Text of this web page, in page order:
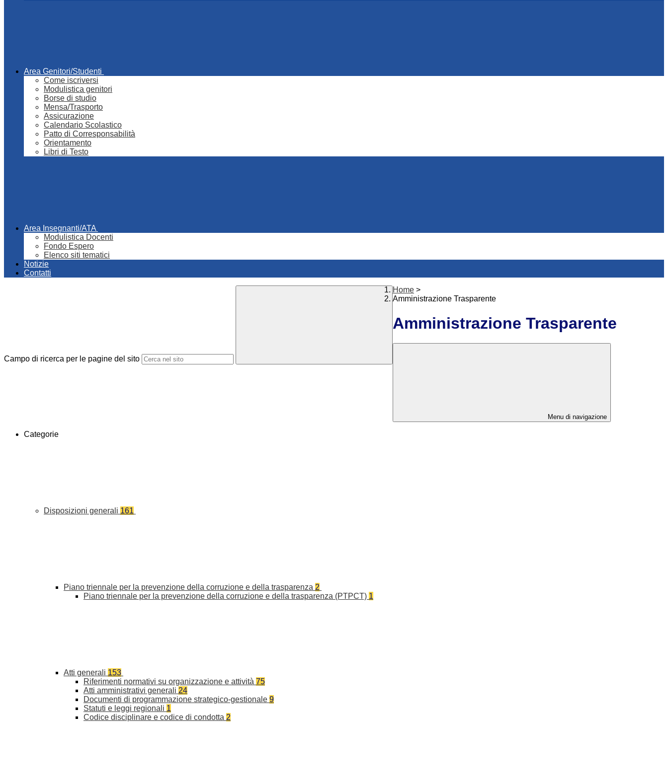
Area Genitori/Studenti
Come iscriversi
Modulistica genitori
Borse di studio
Mensa/Trasporto
Assicurazione
Calendario Scolastico
Patto di Corresponsabilità
Orientamento
Libri di Testo
Area Insegnanti/ATA
Modulistica Docenti
Fondo Espero
Elenco siti tematici
Notizie
Contatti
Campo di ricerca per le pagine del sito
Home >
Amministrazione Trasparente
Amministrazione Trasparente
Menu di navigazione
Categorie
Disposizioni generali 161
Piano triennale per la prevenzione della corruzione e della trasparenza 2
Piano triennale per la prevenzione della corruzione e della trasparenza (PTPCT) 1
Atti generali 153
Riferimenti normativi su organizzazione e attività 75
Atti amministrativi generali 24
Documenti di programmazione strategico-gestionale 9
Statuti e leggi regionali 1
Codice disciplinare e codice di condotta 2